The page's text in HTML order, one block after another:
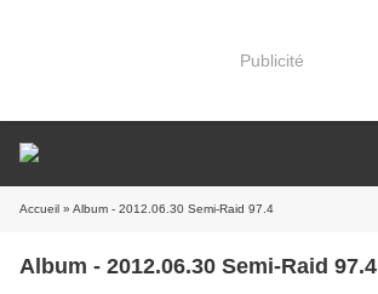
Publicité
Accueil » Album - 2012.06.30 Semi-Raid 97.4
Album - 2012.06.30 Semi-Raid 97.4